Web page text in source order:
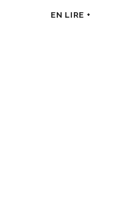
EN LIRE +